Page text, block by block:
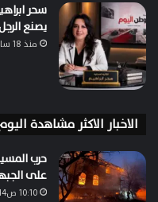
سحر
يصنع
منذ 18 ساعة
الاخبار الاكثر مشاهدة
حرب
على
10:10 ص14 يناير، 2026